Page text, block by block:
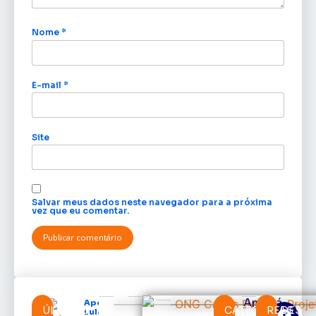
Nome *
E-mail *
Site
Salvar meus dados neste navegador para a próxima
vez que eu comentar.
ÚLTIMAS
Após veto,
Lula envia
CATEGORIAS
AmapáREDES